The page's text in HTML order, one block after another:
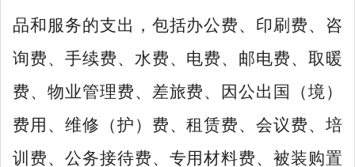
品和服务的支出，包括办公费、印刷费、咨
询费、手续费、水费、电费、邮电费、取暖
费、物业管理费、差旅费、因公出国（境）
费用、维修（护）费、租赁费、会议费、培
训费、公务接待费、专用材料费、被装购置